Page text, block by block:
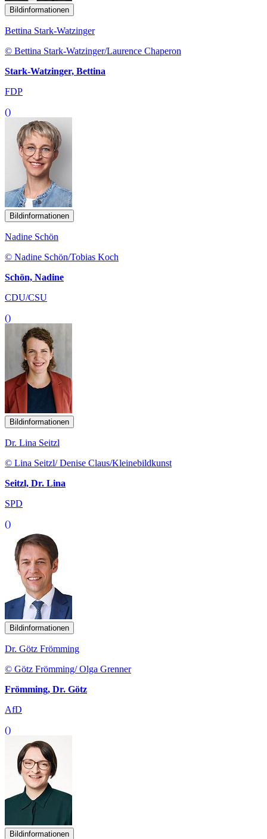
Bildinformationen
Bettina Stark-Watzinger
© Bettina Stark-Watzinger/Laurence Chaperon
Stark-Watzinger, Bettina
FDP
()
Bildinformationen
Nadine Schön
© Nadine Schön/Tobias Koch
Schön, Nadine
CDU/CSU
()
Bildinformationen
Dr. Lina Seitzl
© Lina Seitzl/ Denise Claus/Kleinebildkunst
Seitzl, Dr. Lina
SPD
()
Bildinformationen
Dr. Götz Frömming
© Götz Frömming/ Olga Grenner
Frömming, Dr. Götz
AfD
()
Bildinformationen